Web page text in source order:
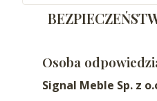
Osoba
Signal Meble Sp. z